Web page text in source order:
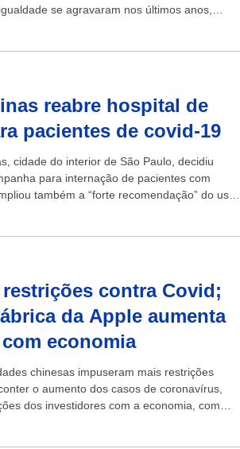
se agravaram nos últimos anos,
reabre hospital de
pacientes de covid-19
cidade do interior de São Paulo, decidiu
para internação de pacientes com
também a “forte recomendação” do uso
contra Covid;
da Apple aumenta
economia
chinesas impuseram mais restrições
o aumento dos casos de coronavírus,
dos investidores com a economia, com